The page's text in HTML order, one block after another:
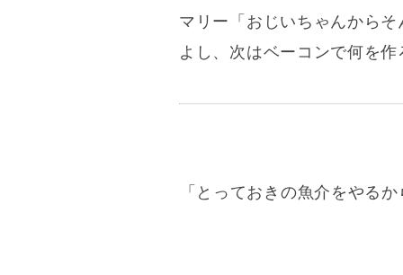
マリー 「おじいちゃんから
よし、次はベーコンで何を作
「とっておきの魚介をやる